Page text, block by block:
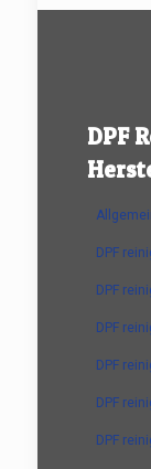
DPF
DPF
DPF
DPF
DPF
DPF
DPF